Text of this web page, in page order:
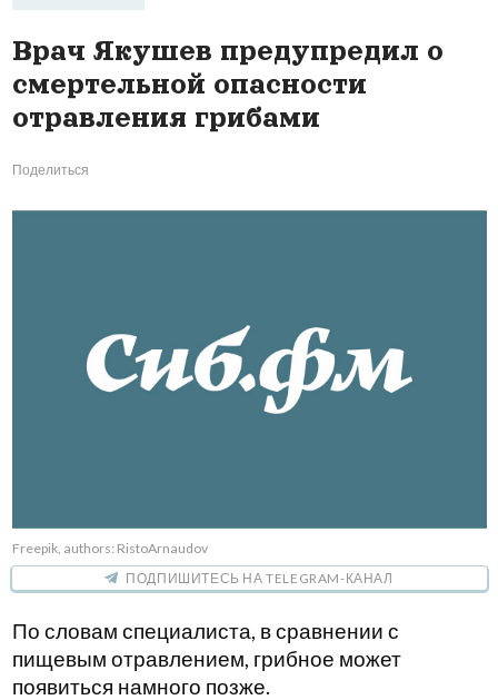
Врач Якушев предупредил о
смертельной опасности
отравления грибами
Поделиться
Freepik, authors: RistoArnaudov
ПОДПИШИТЕСЬ НА TELEGRAM-КАНАЛ
По словам специалиста, в сравнении с
пищевым отравлением, грибное может
появиться намного позже.